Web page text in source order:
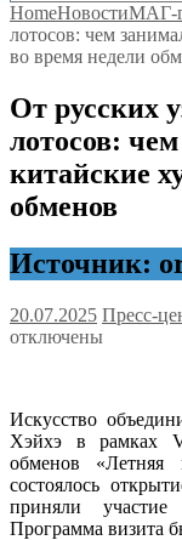
HomeНовостиМАГ-
лотосов: чем
во время недели
От русских
лотосов:
китайские
обменов
Источник:
20.07.2025 Пресс-
отключены
Искусство
Хэйхэ в рамках
обменов
состоялось
приняли
Программа визита